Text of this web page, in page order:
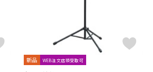
新品 WEB注文店頭受取可